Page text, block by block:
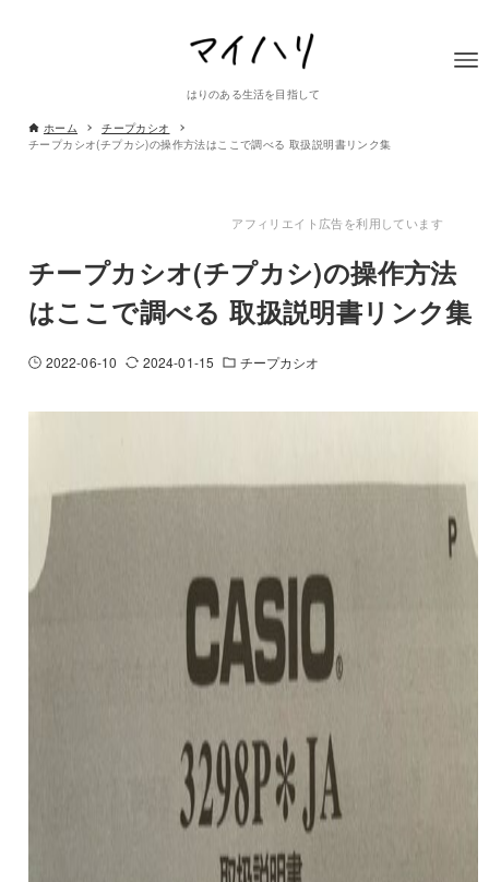
はりのある生活を目指して
ホーム
チープカシオ
チープカシオ(チプカシ)の操作方法はここで調べる 取扱説明書リンク集
アフィリエイト広告を利用しています
チープカシオ(チプカシ)の操作方法
はここで調べる 取扱説明書リンク集
2022-06-10 2024-01-15 チープカシオ